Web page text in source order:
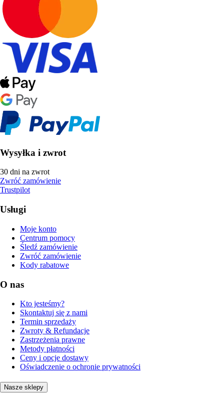
Wysyłka i zwrot
30 dni na zwrot
Zwróć zamówienie
Trustpilot
Usługi
Moje konto
Centrum pomocy
Śledź zamówienie
Zwróć zamówienie
Kody rabatowe
O nas
Kto jesteśmy?
Skontaktuj się z nami
Termin sprzedaży
Zwroty & Refundacje
Zastrzeżenia prawne
Metody płatności
Ceny i opcje dostawy
Oświadczenie o ochronie prywatności
Nasze sklepy